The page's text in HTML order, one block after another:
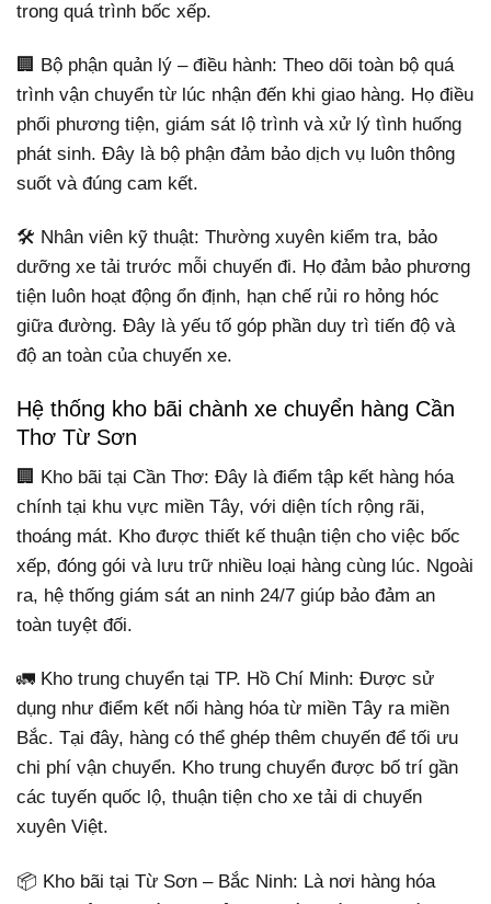
trong quá trình bốc xếp.
🏢 Bộ phận quản lý – điều hành: Theo dõi toàn bộ quá
trình vận chuyển từ lúc nhận đến khi giao hàng. Họ điều
phối phương tiện, giám sát lộ trình và xử lý tình huống
phát sinh. Đây là bộ phận đảm bảo dịch vụ luôn thông
suốt và đúng cam kết.
🛠️ Nhân viên kỹ thuật: Thường xuyên kiểm tra, bảo
dưỡng xe tải trước mỗi chuyến đi. Họ đảm bảo phương
tiện luôn hoạt động ổn định, hạn chế rủi ro hỏng hóc
giữa đường. Đây là yếu tố góp phần duy trì tiến độ và
độ an toàn của chuyến xe.
Hệ thống kho bãi chành xe chuyển hàng Cần
Thơ Từ Sơn
🏢 Kho bãi tại Cần Thơ: Đây là điểm tập kết hàng hóa
chính tại khu vực miền Tây, với diện tích rộng rãi,
thoáng mát. Kho được thiết kế thuận tiện cho việc bốc
xếp, đóng gói và lưu trữ nhiều loại hàng cùng lúc. Ngoài
ra, hệ thống giám sát an ninh 24/7 giúp bảo đảm an
toàn tuyệt đối.
🚛 Kho trung chuyển tại TP. Hồ Chí Minh: Được sử
dụng như điểm kết nối hàng hóa từ miền Tây ra miền
Bắc. Tại đây, hàng có thể ghép thêm chuyến để tối ưu
chi phí vận chuyển. Kho trung chuyển được bố trí gần
các tuyến quốc lộ, thuận tiện cho xe tải di chuyển
xuyên Việt.
📦 Kho bãi tại Từ Sơn – Bắc Ninh: Là nơi hàng hóa